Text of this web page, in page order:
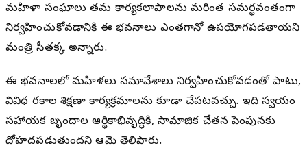
మహిళా సంఘాలు తమ కార్యకలాపాలను మరింత సమర్థవంతంగా
నిర్వహించుకోవడానికి ఈ భవనాలు ఎంతగానో ఉపయోగపడతాయని
మంత్రి సీతక్క అన్నారు.
ఈ భవనాలలో మహిళలు సమావేశాలు నిర్వహించుకోవడంతో పాటు,
వివిధ రకాల శిక్షణా కార్యక్రమాలను కూడా చేపట్టవచ్చు. ఇది స్వయం
సహాయక బృందాల ఆర్థికాభివృద్ధికి, సామాజిక చేతన పెంపునకు
దోహదపడుతుందని ఆమె తెలిపారు.